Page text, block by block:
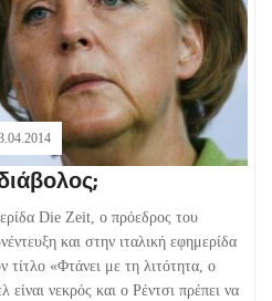
Die Zeit, ο πρόεδρος του
και στην ιταλική εφημερίδα
τίτλο «Φτάνει με τη λιτότητα, ο
νεκρός και ο Ρέντσι πρέπει να